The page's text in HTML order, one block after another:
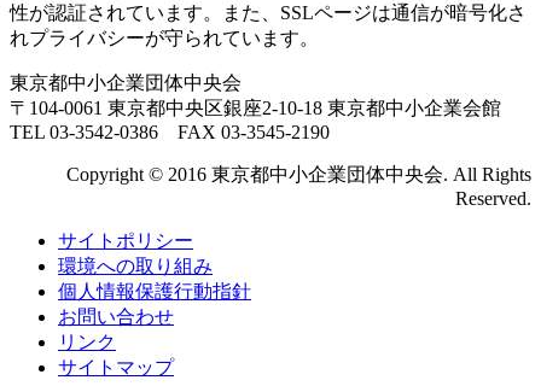
性が認証されています。また、SSLページは通信が暗号化さ
れプライバシーが守られています。
東京都中小企業団体中央会
〒104-0061 東京都中央区銀座2-10-18 東京都中小企業会館
TEL 03-3542-0386 FAX 03-3545-2190
Copyright © 2016 東京都中小企業団体中央会. All Rights
Reserved.
サイトポリシー
環境への取り組み
個人情報保護行動指針
お問い合わせ
リンク
サイトマップ